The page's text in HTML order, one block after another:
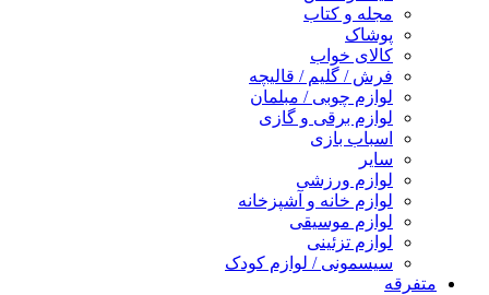
مجله و کتاب
پوشاک
کالای خواب
فرش / گلیم / قالیچه
لوازم چوبی / مبلمان
لوازم برقی و گازی
اسباب بازی
سایر
لوازم ورزشی
لوازم خانه و آشپزخانه
لوازم موسیقی
لوازم تزئینی
سیسمونی / لوازم کودک
متفرقه